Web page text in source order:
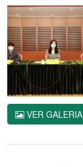
VER GALERIA